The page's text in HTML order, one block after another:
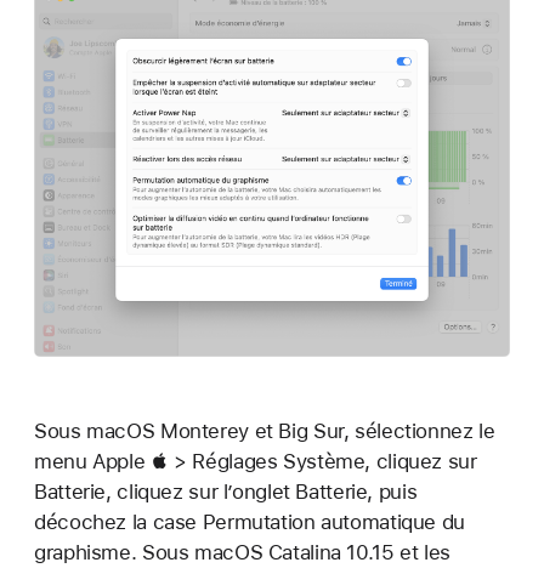
Sous macOS Monterey et Big Sur, sélectionnez le
menu Apple  > Réglages Système, cliquez sur
Batterie, cliquez sur l’onglet Batterie, puis
décochez la case Permutation automatique du
graphisme. Sous macOS Catalina 10.15 et les